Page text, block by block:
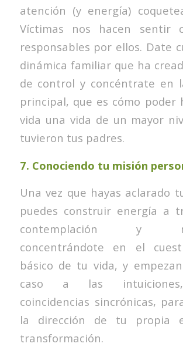
atención (y energía)
Víctimas nos hacen sentir
responsables por ellos. Date
dinámica familiar que ha
de control y concéntrate en
principal, que es cómo poder
vida una vida de un mayor
tuvieron tus padres.
7. Conociendo tu misión
Una vez que hayas aclarado
puedes construir energía a
contemplación y
concentrándote en el
básico de tu vida, y
caso a las
coincidencias sincrónicas,
la dirección de tu propia
transformación.